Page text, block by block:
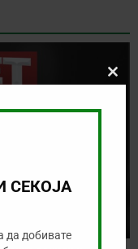
СЕКОЈА
да добивате